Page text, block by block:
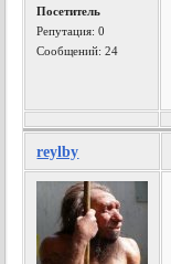
Посетитель
Репутация:0
Сообщений: 24
reylby